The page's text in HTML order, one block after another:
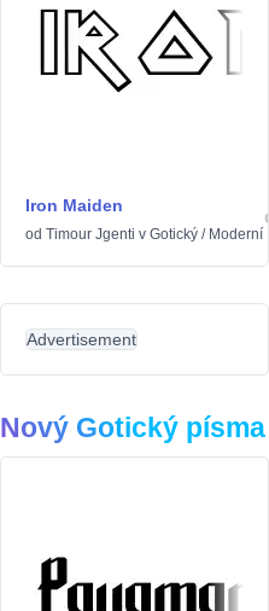
Iron Maiden
od Timour Jgenti v Gotický / Moderní
Advertisement
Nový Gotický písma